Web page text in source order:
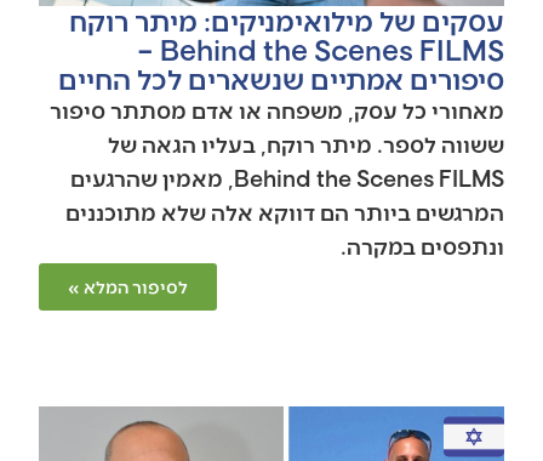
עסקים של מילואימניקים: מיתר רוקח
Behind the Scenes FILMS –
סיפורים אמתיים שנשארים לכל החיים
מאחורי כל עסק, משפחה או אדם מסתתר סיפור
ששווה לספר. מיתר רוקח, בעליו הגאה של
Behind the Scenes FILMS, מאמין שהרגעים
המרגשים ביותר הם דווקא אלה שלא מתוכננים
ונתפסים במקרה.
לסיפור המלא »